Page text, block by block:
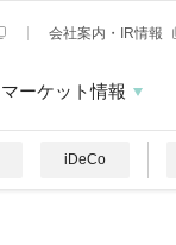
会社案内・IR情報
マーケット情報
iDeCo